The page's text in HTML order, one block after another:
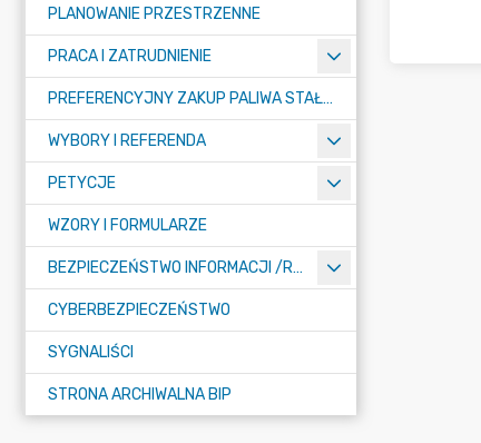
PLANOWANIE PRZESTRZENNE
PRACA I ZATRUDNIENIE
PREFERENCYJNY ZAKUP PALIWA STAŁEGO
WYBORY I REFERENDA
PETYCJE
WZORY I FORMULARZE
BEZPIECZEŃSTWO INFORMACJI /RODO/
CYBERBEZPIECZEŃSTWO
SYGNALIŚCI
STRONA ARCHIWALNA BIP